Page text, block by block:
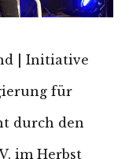
| Initiative
für
durch den
im Herbst